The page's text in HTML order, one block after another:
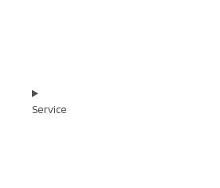
Service